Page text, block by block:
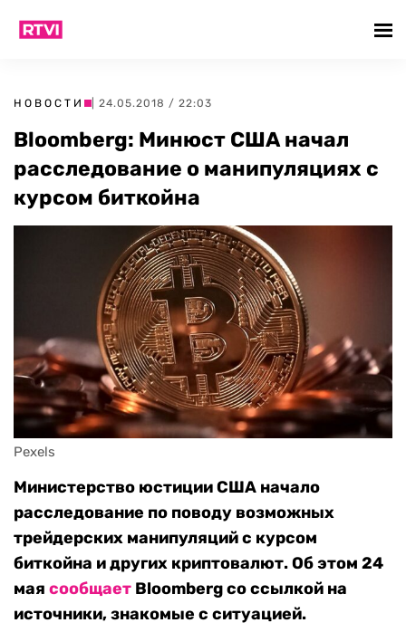
НОВОСТИ | 24.05.2018 / 22:03
Bloomberg: Минюст США начал
расследование о манипуляциях с
курсом биткойна
Pexels
Министерство юстиции США начало
расследование по поводу возможных
трейдерских манипуляций с курсом
биткойна и других криптовалют. Об этом 24
мая сообщает Bloomberg со ссылкой на
источники, знакомые с ситуацией.